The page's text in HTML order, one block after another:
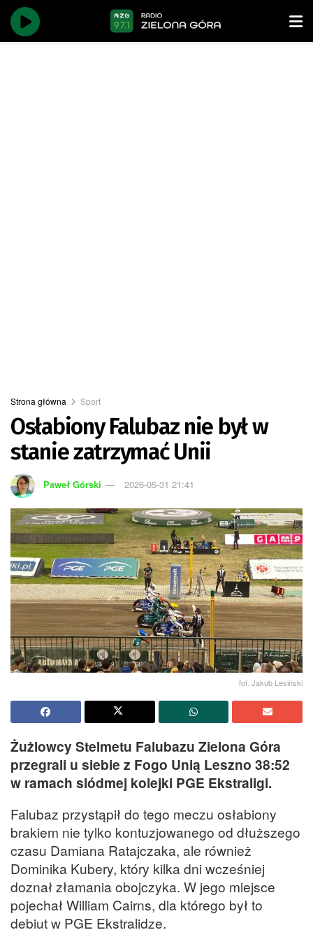
Strona główna Sport
Osłabiony Falubaz nie był w
stanie zatrzymać Unii
Paweł Górski 2026-05-31 21:41
fot. Jakub Lesiński
Żużlowcy Stelmetu Falubazu Zielona Góra
przegrali u siebie z Fogo Unią Leszno 38:52
w ramach siódmej kolejki PGE Ekstraligi.
Falubaz przystąpił do tego meczu osłabiony
brakiem nie tylko kontuzjowanego od dłuższego
czasu Damiana Ratajczaka, ale również
Dominika Kubery, który kilka dni wcześniej
doznał złamania obojczyka. W jego miejsce
pojechał William Cairns, dla którego był to
debiut w PGE Ekstralidze.